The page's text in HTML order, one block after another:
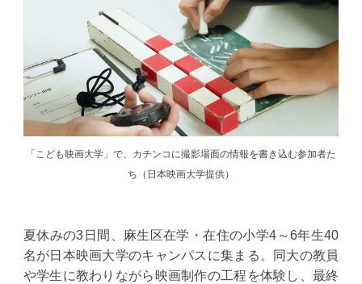
「こども映画大学」で、カチンコに撮影場面の情報を書き込む参加者た
ち（日本映画大学提供）
夏休みの3日間、麻生区在学・在住の小学4～6年生40
名が日本映画大学のキャンパスに集まる。同大の教員
や学生に教わりながら映画制作の工程を体験し、最終